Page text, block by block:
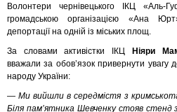
Волонтери чернівецького ІКЦ «Аль-
громадською організацією «Ана
депортації на одній із міських площ.
За словами активістки ІКЦ
Ніяри
вважали за обов’язок привернути увагу до
народу України:
— Ми вийшли в середмістя з
Біля пам’ятника Шевченку стояв